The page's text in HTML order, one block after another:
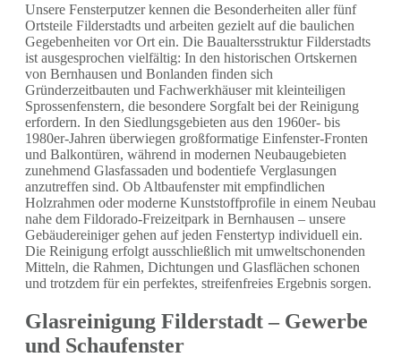
Unsere Fensterputzer kennen die Besonderheiten aller fünf
Ortsteile Filderstadts und arbeiten gezielt auf die baulichen
Gegebenheiten vor Ort ein. Die Baualtersstruktur Filderstadts
ist ausgesprochen vielfältig: In den historischen Ortskernen
von Bernhausen und Bonlanden finden sich
Gründerzeitbauten und Fachwerkhäuser mit kleinteiligen
Sprossenfenstern, die besondere Sorgfalt bei der Reinigung
erfordern. In den Siedlungsgebieten aus den 1960er- bis
1980er-Jahren überwiegen großformatige Einfenster-Fronten
und Balkontüren, während in modernen Neubaugebieten
zunehmend Glasfassaden und bodentiefe Verglasungen
anzutreffen sind. Ob Altbaufenster mit empfindlichen
Holzrahmen oder moderne Kunststoffprofile in einem Neubau
nahe dem Fildorado-Freizeitpark in Bernhausen – unsere
Gebäudereiniger gehen auf jeden Fenstertyp individuell ein.
Die Reinigung erfolgt ausschließlich mit umweltschonenden
Mitteln, die Rahmen, Dichtungen und Glasflächen schonen
und trotzdem für ein perfektes, streifenfreies Ergebnis sorgen.
Glasreinigung Filderstadt – Gewerbe
und Schaufenster